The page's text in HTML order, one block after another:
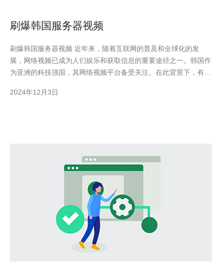
刷爆韩国服务器视频
刷爆韩国服务器视频 近年来，随着互联网的普及和全球化的发
展，网络视频已成为人们娱乐和获取信息的重要途径之一。韩国作
为亚洲的科技强国，其网络视频平台备受关注。在此背景下，有一
将介绍一些最近刷爆韩国服务器的视频，探讨其原因和影响。 1.
2024年12月3日